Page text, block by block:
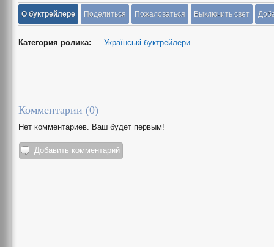
О буктрейлере Поделиться Пожаловаться Выключить свет
Категория ролика: Українські буктрейлери
Комментарии (0)
Нет комментариев. Ваш будет первым!
Добавить комментарий